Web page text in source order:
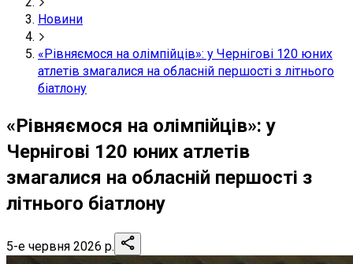
Новини
«Рівняємося на олімпійців»: у Чернігові 120 юних
атлетів змагалися на обласній першості з літнього
біатлону
«Рівняємося на олімпійців»: у
Чернігові 120 юних атлетів
змагалися на обласній першості з
літнього біатлону
5-е червня 2026 р.